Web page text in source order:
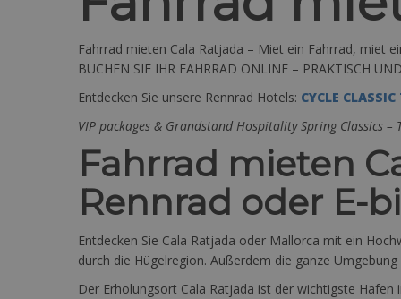
Fahrrad mieten Cala Ratjada – Miet ein Fahrrad, miet
BUCHEN SIE IHR FAHRRAD ONLINE – PRAKTISCH
Entdecken Sie unsere Rennrad Hotels: CYCLE
VIP packages & Grandstand Hospitality Spring Classics –
Fahrrad mieten
Rennrad oder E-
Entdecken Sie Cala Ratjada oder Mallorca mit ein
durch die Hügelregion. Außerdem die ganze
Der Erholungsort Cala Ratjada ist der wichtigste